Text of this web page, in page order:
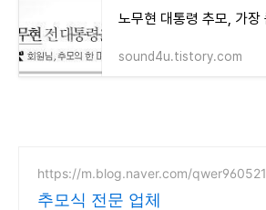
sound4u.tistory.com
https://m.blog.naver.com/qwer960521
추모식 전문 업체